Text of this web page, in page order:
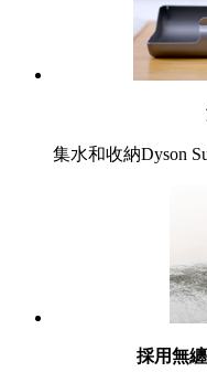
集水和收納Dyson
採用無